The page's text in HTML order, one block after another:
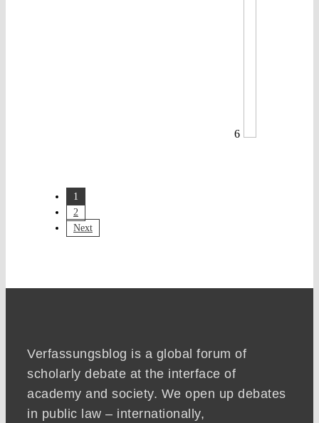
6
1
2
Next
Verfassungsblog is a global forum of
scholarly debate at the interface of
academy and society. We open up debates
in public law – internationally,